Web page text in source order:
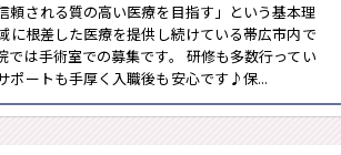
頼される質の高い医療を目指す」という基本理
に根差した医療を提供し続けている帯広市内で
では手術室での募集です。 研修も多数行ってい
ポートも手厚く入職後も安心です♪保...